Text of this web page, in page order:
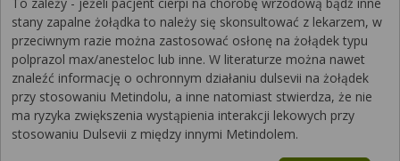
stany zapalne żołądka to należy się skonsultować z lekarzem, w
przeciwnym razie można zastosować osłonę na żołądek typu
polprazol max/anesteloc lub inne. W literaturze można nawet
znaleźć informację o ochronnym działaniu dulsevii na żołądek
przy stosowaniu Metindolu, a inne natomiast stwierdza, że nie
ma ryzyka zwiększenia wystąpienia interakcji lekowych przy
stosowaniu Dulsevii z między innymi Metindolem.